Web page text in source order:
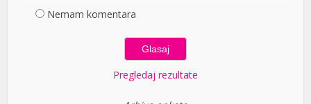
Nemam komentara
Pregledaj rezultate